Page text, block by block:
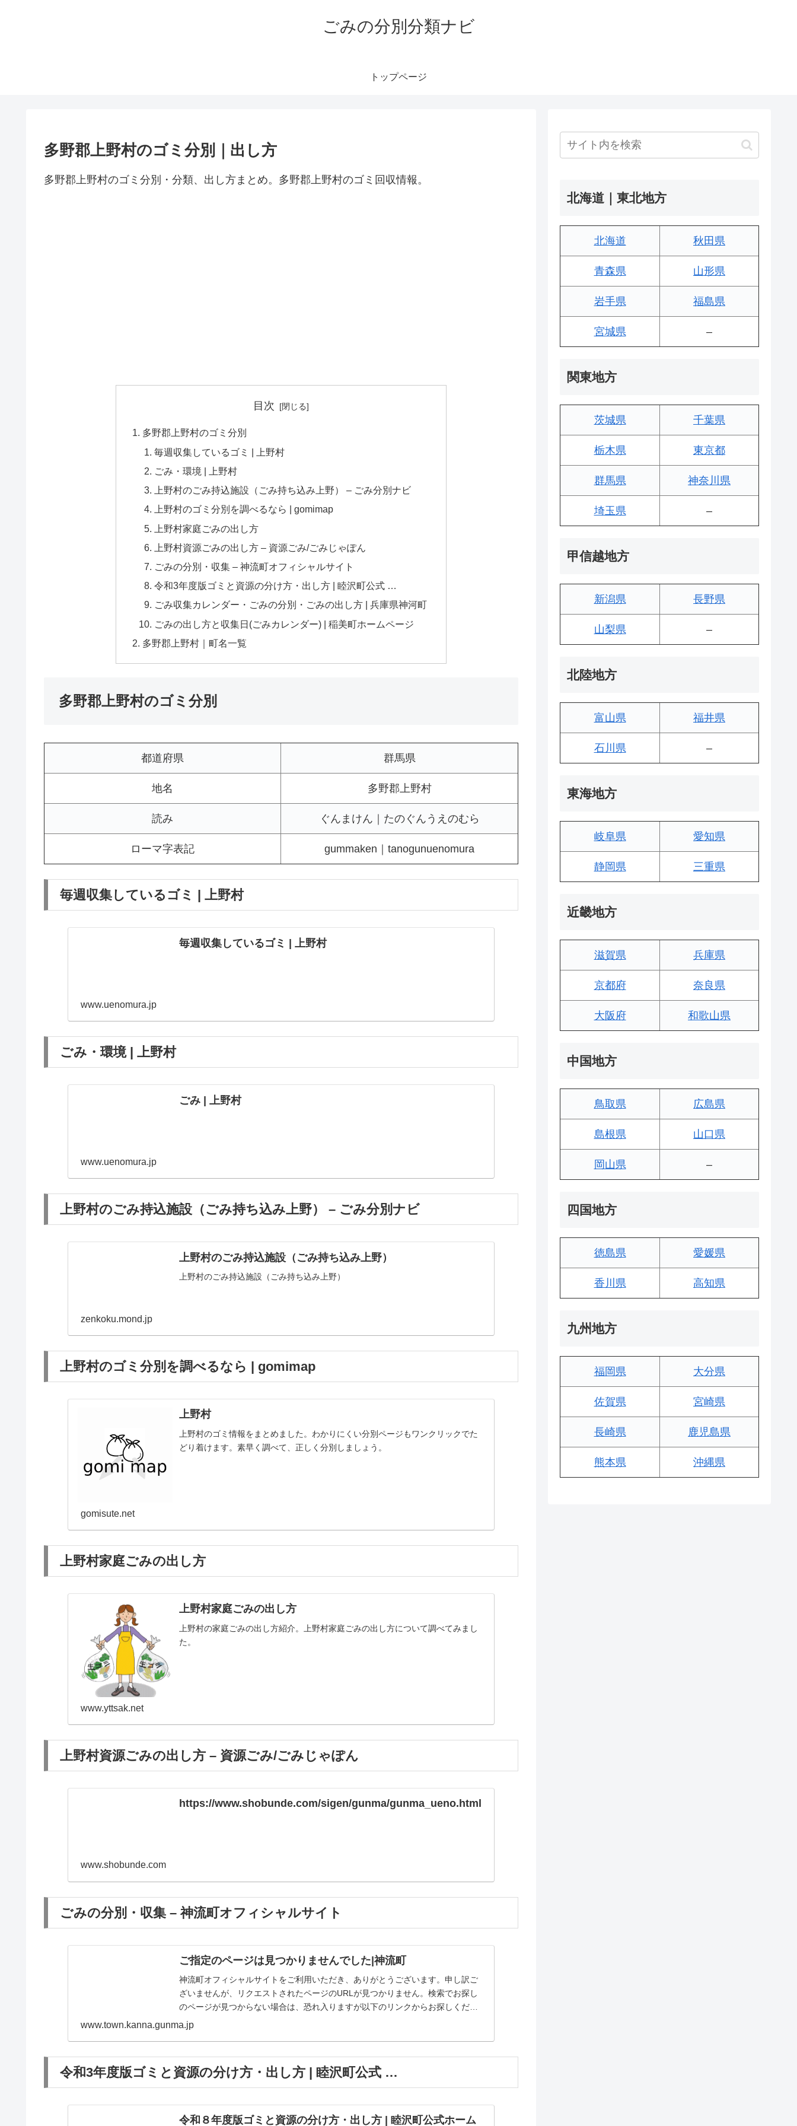
ごみの分別分類ナビ
トップページ
多野郡上野村のゴミ分別｜出し方
多野郡上野村のゴミ分別・分類、出し方まとめ。多野郡上野村のゴミ回収情報。
目次
多野郡上野村のゴミ分別
毎週収集しているゴミ | 上野村
ごみ・環境 | 上野村
上野村のごみ持込施設（ごみ持ち込み上野） – ごみ分別ナビ
上野村のゴミ分別を調べるなら | gomimap
上野村家庭ごみの出し方
上野村資源ごみの出し方 – 資源ごみ/ごみじゃぽん
ごみの分別・収集 – 神流町オフィシャルサイト
令和3年度版ゴミと資源の分け方・出し方 | 睦沢町公式 …
ごみ収集カレンダー・ごみの分別・ごみの出し方 | 兵庫県神河町
ごみの出し方と収集日(ごみカレンダー) | 稲美町ホームページ
多野郡上野村｜町名一覧
多野郡上野村のゴミ分別
都道府県 群馬県
地名 多野郡上野村
読み ぐんまけん｜たのぐんうえのむら
ローマ字表記 gummaken｜tanogunuenomura
毎週収集しているゴミ | 上野村
毎週収集しているゴミ | 上野村
www.uenomura.jp
ごみ・環境 | 上野村
ごみ | 上野村
www.uenomura.jp
上野村のごみ持込施設（ごみ持ち込み上野） – ごみ分別ナビ
上野村のごみ持込施設（ごみ持ち込み上野）
上野村のごみ持込施設（ごみ持ち込み上野）
zenkoku.mond.jp
上野村のゴミ分別を調べるなら | gomimap
上野村
上野村のゴミ情報をまとめました。わかりにくい分別ページもワンクリックでた
どり着けます。素早く調べて、正しく分別しましょう。
gomisute.net
上野村家庭ごみの出し方
上野村家庭ごみの出し方
上野村の家庭ごみの出し方紹介。上野村家庭ごみの出し方について調べてみまし
た。
www.yttsak.net
上野村資源ごみの出し方 – 資源ごみ/ごみじゃぽん
https://www.shobunde.com/sigen/gunma/gunma_ueno.html
www.shobunde.com
ごみの分別・収集 – 神流町オフィシャルサイト
ご指定のページは見つかりませんでした|神流町
神流町オフィシャルサイトをご利用いただき、ありがとうございます。申し訳ご
ざいませんが、リクエストされたページのURLが見つかりません。検索でお探し
のページが見つからない場合は、恐れ入りますが以下のリンクからお探しくださ
い。
www.town.kanna.gunma.jp
令和3年度版ゴミと資源の分け方・出し方 | 睦沢町公式 …
令和８年度版ゴミと資源の分け方・出し方 | 睦沢町公式ホーム
北海道｜東北地方
北海道 秋田県
青森県 山形県
岩手県 福島県
宮城県 –
関東地方
茨城県 千葉県
栃木県 東京都
群馬県 神奈川県
埼玉県 –
甲信越地方
新潟県 長野県
山梨県 –
北陸地方
富山県 福井県
石川県 –
東海地方
岐阜県 愛知県
静岡県 三重県
近畿地方
滋賀県 兵庫県
京都府 奈良県
大阪府 和歌山県
中国地方
鳥取県 広島県
島根県 山口県
岡山県 –
四国地方
徳島県 愛媛県
香川県 高知県
九州地方
福岡県 大分県
佐賀県 宮崎県
長崎県 鹿児島県
熊本県 沖縄県